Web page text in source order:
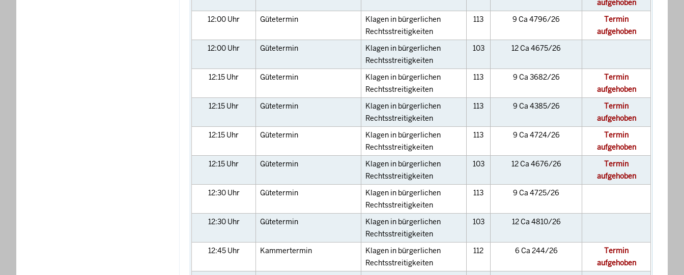
aufgehoben
12:00 Uhr Gütetermin
Klagen in bürgerlichen
Rechtsstreitigkeiten
113 9 Ca 4796/26
Termin
aufgehoben
12:00 Uhr Gütetermin
Klagen in bürgerlichen
Rechtsstreitigkeiten
103 12 Ca 4675/26
12:15 Uhr Gütetermin
Klagen in bürgerlichen
Rechtsstreitigkeiten
113 9 Ca 3682/26
Termin
aufgehoben
12:15 Uhr Gütetermin
Klagen in bürgerlichen
Rechtsstreitigkeiten
113 9 Ca 4385/26
Termin
aufgehoben
12:15 Uhr Gütetermin
Klagen in bürgerlichen
Rechtsstreitigkeiten
113 9 Ca 4724/26
Termin
aufgehoben
12:15 Uhr Gütetermin
Klagen in bürgerlichen
Rechtsstreitigkeiten
103 12 Ca 4676/26
Termin
aufgehoben
12:30 Uhr Gütetermin
Klagen in bürgerlichen
Rechtsstreitigkeiten
113 9 Ca 4725/26
12:30 Uhr Gütetermin
Klagen in bürgerlichen
Rechtsstreitigkeiten
103 12 Ca 4810/26
12:45 Uhr Kammertermin
Klagen in bürgerlichen
Rechtsstreitigkeiten
112 6 Ca 244/26
Termin
aufgehoben